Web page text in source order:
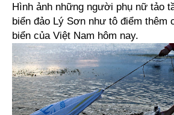
Hình ảnh những người phụ nữ tảo
biển đảo Lý Sơn như tô điểm thêm
biển của Việt Nam hôm nay.